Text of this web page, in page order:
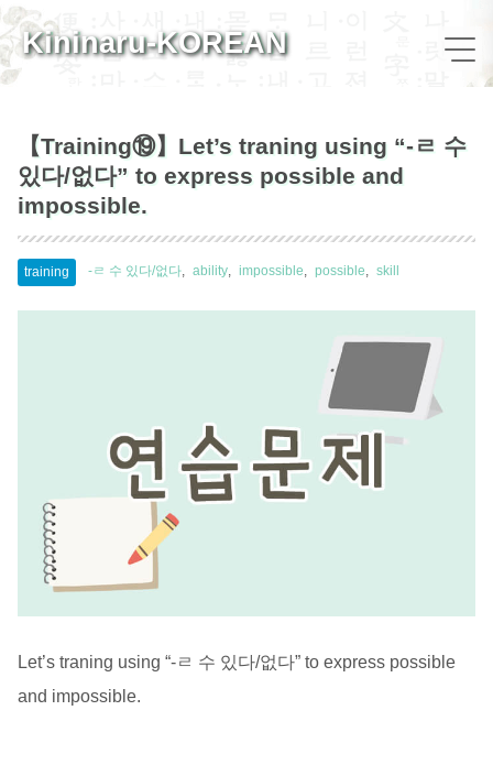
Kininaru-KOREAN
【Training⑲】Let’s traning using “-ㄹ 수
있다/없다” to express possible and
impossible.
training -ㄹ 수 있다/없다 ability impossible possible skill
Let’s traning using “-ㄹ 수 있다/없다” to express possible
and impossible.